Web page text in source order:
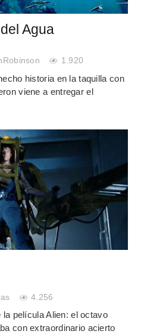
Agua
1.920
historia en la taquilla con
viene a entregar el
4.256
película Alien: el octavo
con extraordinario acierto